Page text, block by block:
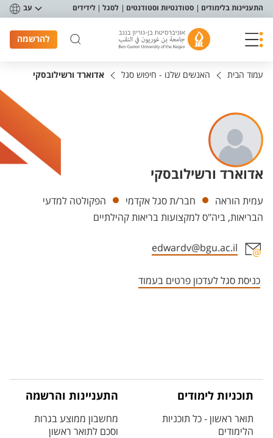
תפריט נגישות
התעניינות בלימודים סטודנטיות וסטודנטים לסגל לידידים עב
להרשמה
עמוד הבית האנשים שלנו - חיפוש סגל אדוארד ורשילובסקי
אדוארד ורשילובסקי
יחידות
עמית הוראה חבר/ת סגל אקדמי
הפקולטה למדעי
הבריאות, ביה"ס למקצועות בריאות קהילתיים
edwardv@bgu.ac.il
כניסת סגל לעדכון פרטים בעמוד
תוכניות לימודים
תואר ראשון - כל תוכניות
הלימודים
התעניינות והרשמה
מחשבון ממוצע בגרות
וסכם לתואר ראשון